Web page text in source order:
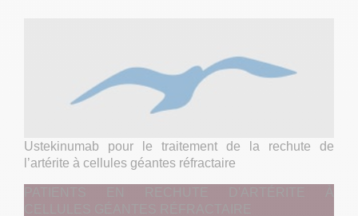
Ustekinumab pour le traitement de la rechute de
l’artérite à cellules géantes réfractaire